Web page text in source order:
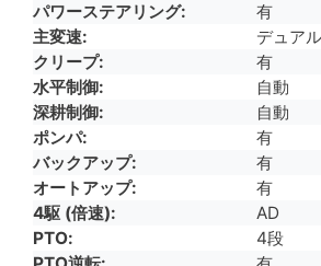
パワーステアリング
有
主変速
デュア
クリープ
有
水平制御
自動
深耕制御
自動
ポンパ
有
バックアップ
有
オートアップ
有
4駆 (倍速)
AD
PTO
4段